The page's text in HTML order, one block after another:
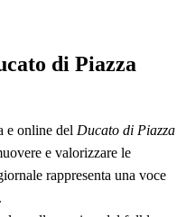
di Piazza
e online del Ducato di Piazza
e valorizzare le
rappresenta una voce